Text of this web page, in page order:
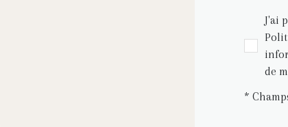
J'ai
de
*